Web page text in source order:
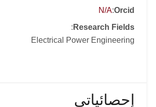
Orcid
:
N/A
Research Fields
:
Electrical Power Engineering
إحصائياتي